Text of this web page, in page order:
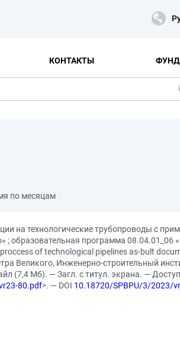
КОНТАКТЫ
по месяцам
на технологические трубопроводы с
; образовательная программа 08.04.01_06
of technological pipelines as-bult
Великого, Инженерно-строительный
(7,4 Мб). — Загл. с титул. экрана. —
80.pdf>. — DOI 10.18720/SPBPU/3/2023/